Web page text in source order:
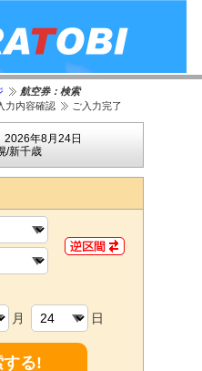
航空券：検索
力内容確認 ご入力完了
2026年8月24日
新千歳
月 日